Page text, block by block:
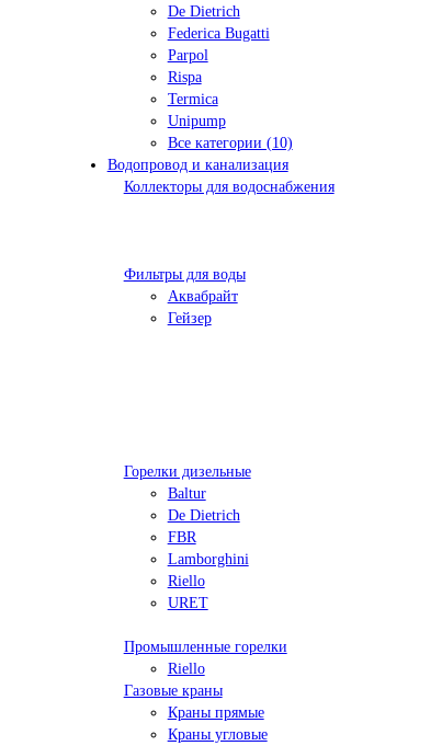
De Dietrich
Federica Bugatti
Parpol
Rispa
Termica
Unipump
Все категории (10)
Водопровод и канализация
Коллекторы для водоснабжения
Фильтры для воды
Аквабрайт
Гейзер
Горелки дизельные
Baltur
De Dietrich
FBR
Lamborghini
Riello
URET
Промышленные горелки
Riello
Газовые краны
Краны прямые
Краны угловые